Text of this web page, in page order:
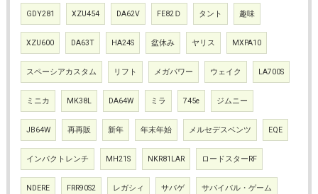
GDY281 XZU454 DA62V FE82Ｄ タント 趣味
XZU600 DA63T HA24S 盆休み ヤリス MXPA10
スペーシアカスタム リフト メガパワー ウェイク LA700S
ミニカ MK38L DA64W ミラ 745e ジムニー
JB64W 再再販 新年 年末年始 メルセデスベンツ EQE
インパクトレンチ MH21S NKR81LAR ロードスターRF
NDERE FRR90S2 レガシィ サバゲ サバイバル・ゲーム